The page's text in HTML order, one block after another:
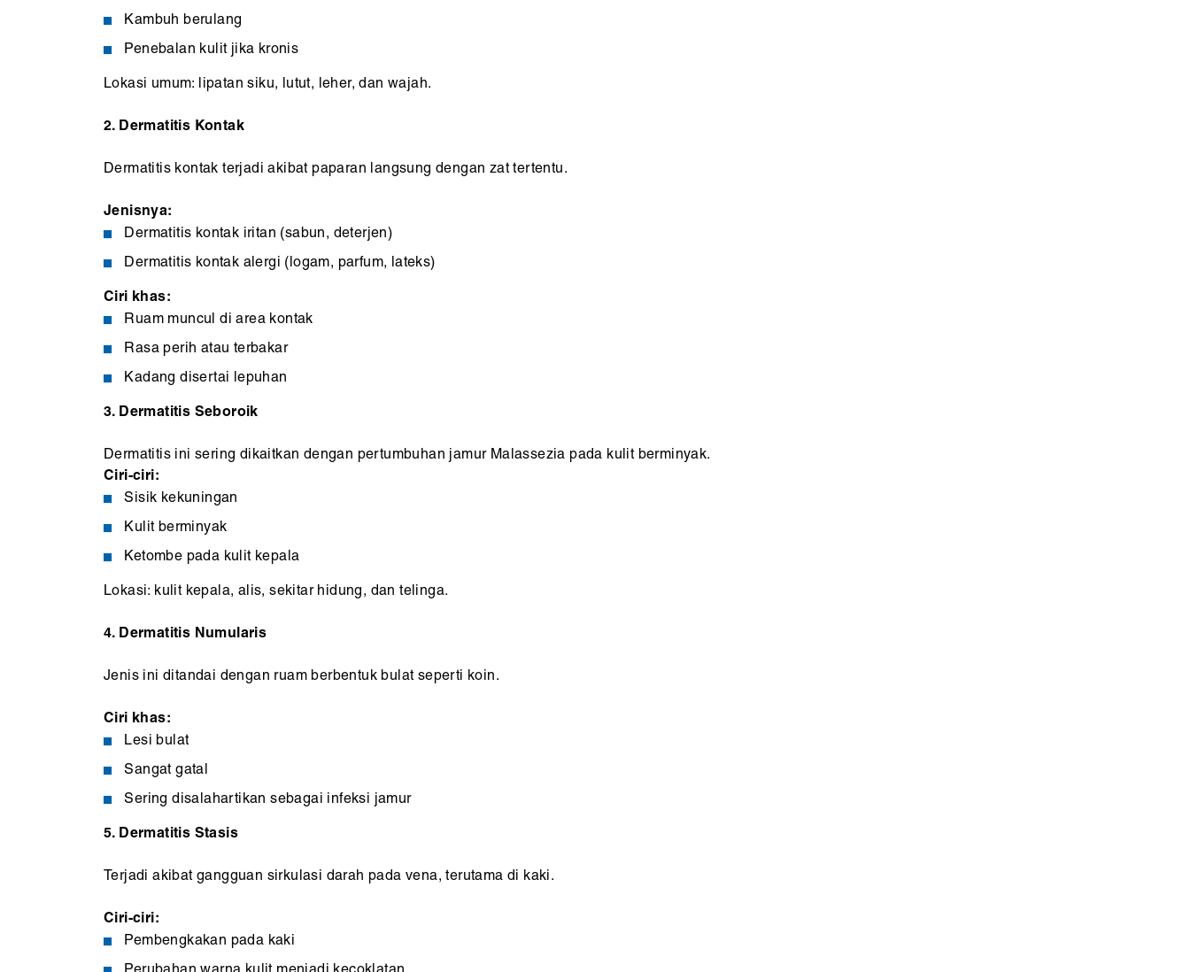
Kambuh berulang
Penebalan kulit jika kronis
Lokasi umum: lipatan siku, lutut, leher, dan wajah.
2. Dermatitis Kontak
Dermatitis kontak terjadi akibat paparan langsung dengan zat tertentu.
Jenisnya:
Dermatitis kontak iritan (sabun, deterjen)
Dermatitis kontak alergi (logam, parfum, lateks)
Ciri khas:
Ruam muncul di area kontak
Rasa perih atau terbakar
Kadang disertai lepuhan
3. Dermatitis Seboroik
Dermatitis ini sering dikaitkan dengan pertumbuhan jamur Malassezia pada kulit berminyak.
Ciri-ciri:
Sisik kekuningan
Kulit berminyak
Ketombe pada kulit kepala
Lokasi: kulit kepala, alis, sekitar hidung, dan telinga.
4. Dermatitis Numularis
Jenis ini ditandai dengan ruam berbentuk bulat seperti koin.
Ciri khas:
Lesi bulat
Sangat gatal
Sering disalahartikan sebagai infeksi jamur
5. Dermatitis Stasis
Terjadi akibat gangguan sirkulasi darah pada vena, terutama di kaki.
Ciri-ciri:
Pembengkakan pada kaki